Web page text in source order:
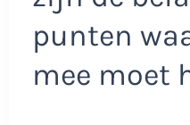
punten
mee moet